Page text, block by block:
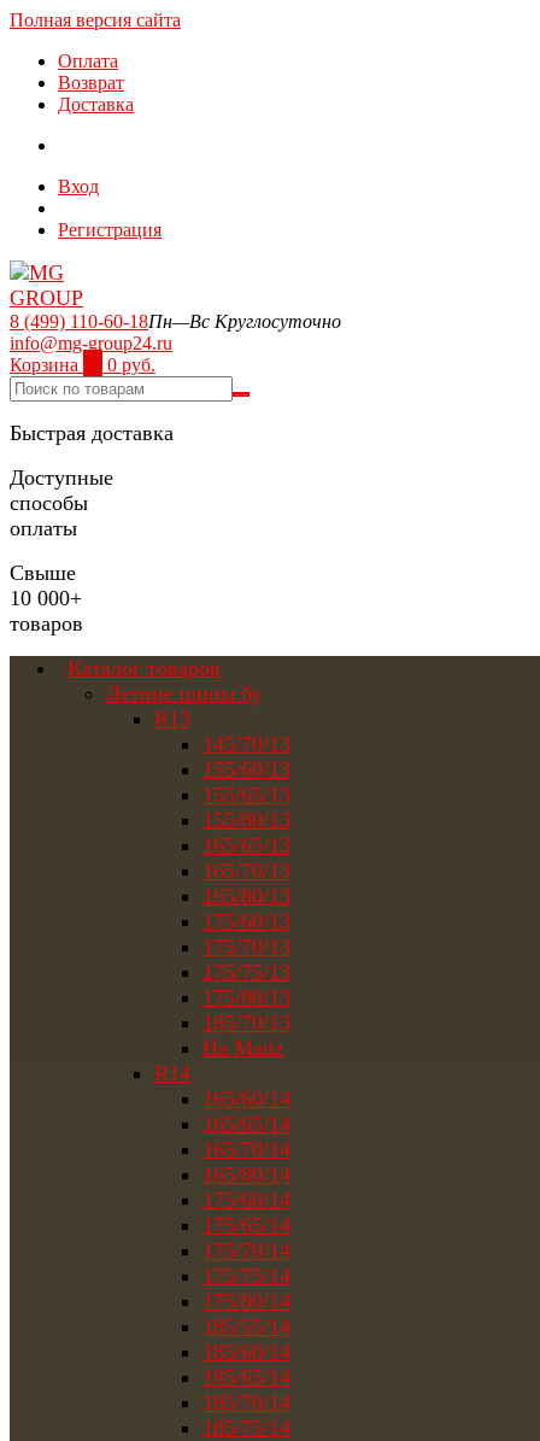
Полная версия сайта
Оплата
Возврат
Доставка
Вход
Регистрация
8 (499) 110-60-18Пн—Вс Круглосуточно
info@mg-group24.ru
Корзина
0 руб.
Быстрая доставка
Доступные
способы
оплаты
Свыше
10 000+
товаров
Каталог товаров
Летние шины бу
R13
145/70/13
155/60/13
155/65/13
155/80/13
165/65/13
165/70/13
165/80/13
175/60/13
175/70/13
175/75/13
175/80/13
185/70/13
На Matiz
R14
165/60/14
165/65/14
165/70/14
165/80/14
175/60/14
175/65/14
175/70/14
175/75/14
175/80/14
185/55/14
185/60/14
185/65/14
185/70/14
185/75/14